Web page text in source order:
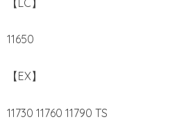
11650
【EX】
11730 11760 11790 TS